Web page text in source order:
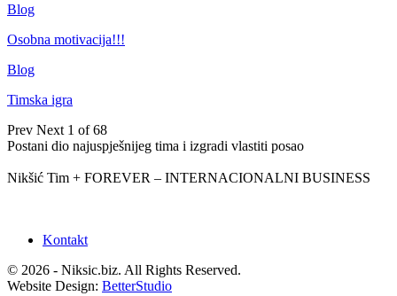
Blog
Osobna motivacija!!!
Blog
Timska igra
Prev Next 1 of 68
Postani dio najuspješnijeg tima i izgradi vlastiti posao
Nikšić Tim + FOREVER – INTERNACIONALNI BUSINESS
Kontakt
© 2026 - Niksic.biz. All Rights Reserved.
Website Design: BetterStudio